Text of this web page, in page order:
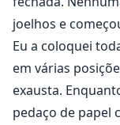
se jogam para
nova conquista,
destruída. Ele
ele teve uma
joelhos e
Eu a coloquei
em várias
exausta.
pedaço de papel